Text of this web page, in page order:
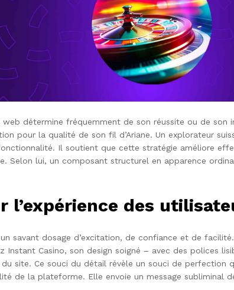
détermine fréquemment de son réussite ou de son
pour la qualité de son fil d’Ariane. Un explorateur
Il soutient que cette stratégie améliore
Selon lui, un composant structurel en apparence
l’expérience des
savant dosage d’excitation, de confiance et de
Instant Casino, son design soigné – avec des polices
site. Ce souci du détail révèle un souci de perfection
de la plateforme. Elle envoie un message subliminal